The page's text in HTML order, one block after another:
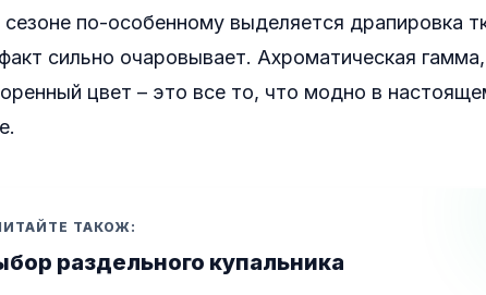
сезоне по-особенному выделяется драпировка
сильно очаровывает. Ахроматическая гамма,
цвет – это все то, что модно в
ТАКОЖ:
раздельного купальника